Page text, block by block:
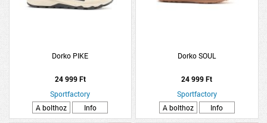
Dorko PIKE
24 999 Ft
Sportfactory
A bolthoz
Info
Dorko SOUL
24 999 Ft
Sportfactory
A bolthoz
Info